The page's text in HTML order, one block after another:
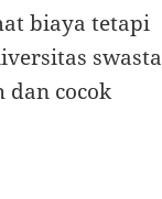
biaya tetapi
swasta
dan cocok